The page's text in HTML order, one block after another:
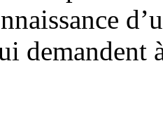
demandent